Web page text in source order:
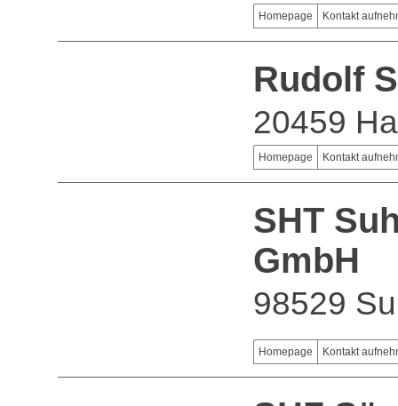
Homepage Kontakt
Rudolf
20459
Homepage Kontakt
SHT
GmbH
98529
Homepage Kontakt